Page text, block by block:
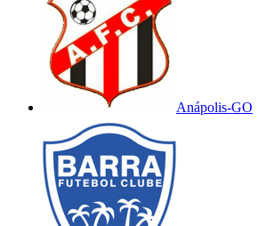
Anápolis-GO